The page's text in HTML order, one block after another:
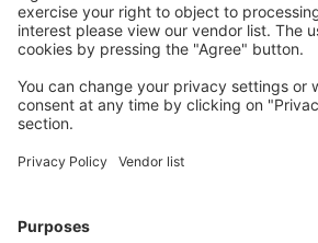
Economiseşte mai mult
Prețuri atractive și oferte
conectați.
Cazarea preferată
apartamente și altele.